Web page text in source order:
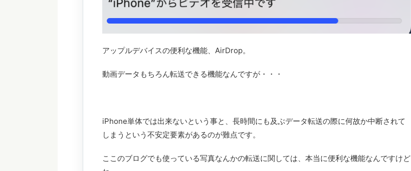
アップルデバイスの便利な機能、AirDrop。
動画データもちろん転送できる機能なんですが・・・
iPhone単体では出来ないという事と、長時間にも及ぶデータ転送の際に何故か中断されて
しまうという不安定要素があるのが難点です。
ここのブログでも使っている写真なんかの転送に関しては、本当に便利な機能なんですけど